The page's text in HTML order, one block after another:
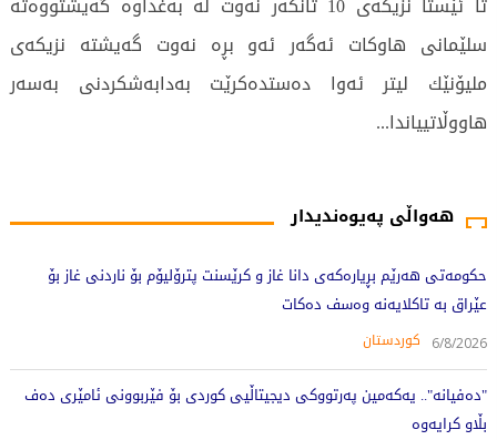
هەواڵی پەیوەندیدار
حکومەتی هەرێم بڕیارەکەی دانا غاز و کرێسنت پترۆلیۆم بۆ ناردنی غاز بۆ
عێراق بە تاکلایەنە وەسف دەکات
6/8/2026 کوردستان
"دەفیانە".. یەکەمین پەرتووکی دیجیتاڵیی کوردی بۆ فێربوونی ئامێری دەف
بڵاو کرایەوە
سلێمانی هاوكات ئەگەر ئەو بڕە نەوت گەیشتە نزیكەی
ملیۆنێك لیتر ئەوا دەستدەكرێت بەدابەشكردنی بەسەر
هاووڵاتییاندا...